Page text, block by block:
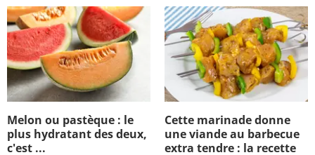
Melon ou pastèque : le
plus hydratant des deux,
c'est ...
Cette marinade donne
une viande au barbecue
extra tendre : la recette